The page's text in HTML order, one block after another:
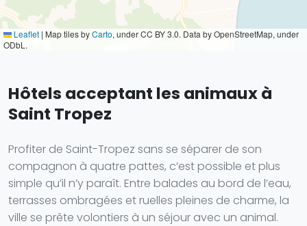
Leaflet | Map tiles byCarto, under CC BY 3.0. Data by OpenStreetMap, under
ODbL.
Hôtels acceptant les animaux à
Saint Tropez
Profiter de Saint-Tropez sans se séparer de son
compagnon à quatre pattes, c’est possible et plus
simple qu’il n’y paraît. Entre balades au bord de l’eau,
terrasses ombragées et ruelles pleines de charme, la
ville se prête volontiers à un séjour avec un animal.